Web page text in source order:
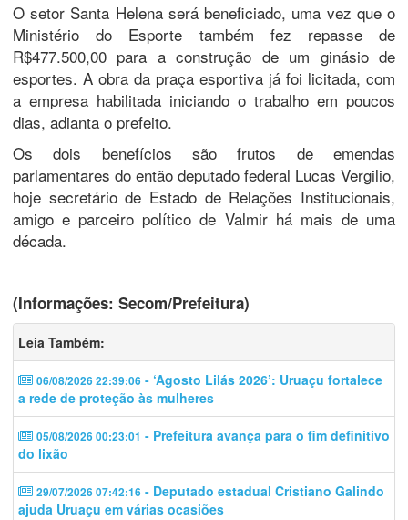
O setor Santa Helena será beneficiado, uma vez que o
Ministério do Esporte também fez repasse de
R$477.500,00 para a construção de um ginásio de
esportes. A obra da praça esportiva já foi licitada, com
a empresa habilitada iniciando o trabalho em poucos
dias, adianta o prefeito.
Os dois benefícios são frutos de emendas
parlamentares do então deputado federal Lucas Vergilio,
hoje secretário de Estado de Relações Institucionais,
amigo e parceiro político de Valmir há mais de uma
década.
(Informações: Secom/Prefeitura)
Leia Também:
06/08/2026 22:39:06 - ‘Agosto Lilás 2026’: Uruaçu fortalece
a rede de proteção às mulheres
05/08/2026 00:23:01 - Prefeitura avança para o fim definitivo
do lixão
29/07/2026 07:42:16 - Deputado estadual Cristiano Galindo
ajuda Uruaçu em várias ocasiões